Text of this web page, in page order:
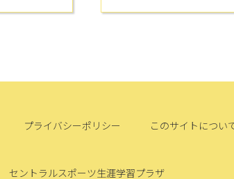
プライバシーポリシー このサイトについ
セントラルスポーツ生涯学習プラザ